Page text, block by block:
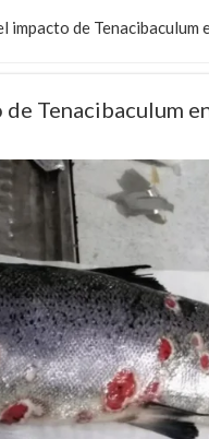
impacto de Tenacibaculum
Tenacibaculum